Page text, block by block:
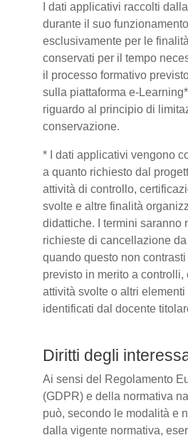
I dati applicativi raccolti
durante il suo
esclusivamente per le
conservati per il tempo
il processo formativo
sulla piattaforma e-
riguardo al principio di
conservazione.
* I dati applicativi vengono
a quanto richiesto dal
attività di controllo,
svolte e altre finalità
didattiche. I termini saranno
richieste di cancellazione da
quando questo non
previsto in merito a controlli,
attività svolte o altri
identificati dal docente
Diritti degli
Ai sensi del Regolamento
(GDPR) e della normativa
può, secondo le modalità e
dalla vigente normativa,